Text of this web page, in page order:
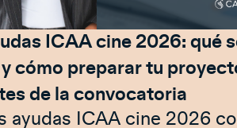
ICAA cine 2026: qué
y cómo preparar tu
de la convocatoria
ayudas ICAA cine 2026